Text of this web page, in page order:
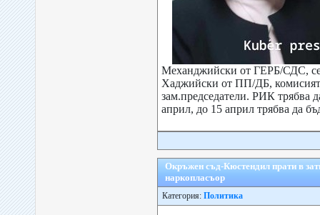
Механджийски от ГЕРБ/СДС,
Хаджийски от ПП/ДБ,
зам.председатели. РИК трябва
април, до 15 април трябва да
Окръжен съд-Кюстендил прати в
наркопласъор
Категория: Политика